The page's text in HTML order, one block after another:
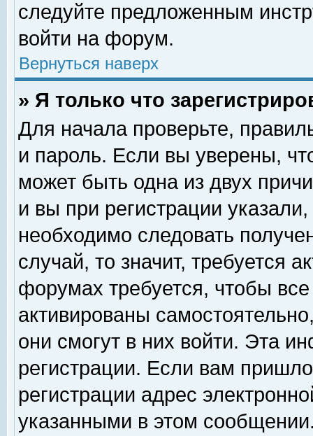
следуйте предложенным
войти на форум.
Вернуться наверх
» Я только что
Для начала проверьте,
и пароль. Если вы уверены,
может быть одна из двух
и вы при регистрации
необходимо следовать
случай, то значит, требуется
форумах требуется, чтобы
активированы
они смогут в них войти. Эта
регистрации. Если вам
регистрации адрес
указанными в этом